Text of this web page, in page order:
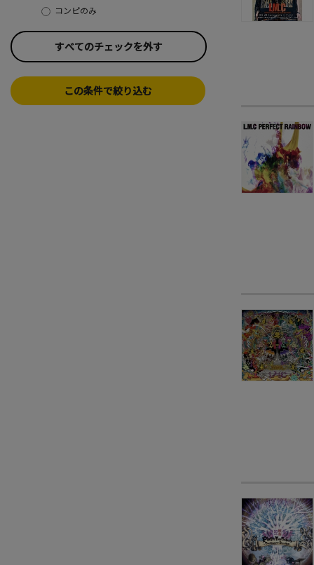
コンピのみ
すべてのチェックを外す
この条件で絞り込む